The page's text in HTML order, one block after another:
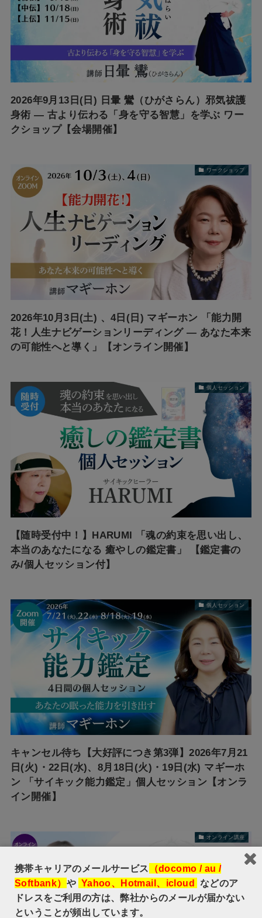
2026年9月13日(日) 日暈 鸞（ひがさらん）邪気祓護
身術 ― 古より伝わる「身を守る智慧」を学ぶ ワー
クショップ【会場開催】
ワークショップ
2026年10月3日(土) 、4日(日) マギーホン 「能力開
花！人生ナビゲーションリーディング ― あなた本来
の可能性へと導く」【オンライン開催】
個人セッション
【随時受付中！】HARUMI 「魂の約束を思い出し、
本当のあなたになる 癒やしの鑑定書」 【鑑定書の
み/個人セッション付】
個人セッション
キャンセル待ち【大好評につき第3弾】2026年7月21
日(火)・22日(水)、8月18日(火)・19日(水) マギーホ
ン 「サイキック能力鑑定」個人セッション【オンラ
イン開催】
オンライン講座
携帯キャリアのメールサービス
（docomo / au /
Softbank） や Yahoo、Hotmail、icloud などのア
ドレスをご利用の方は、弊社からのメールが届かない
ということが頻出しています。